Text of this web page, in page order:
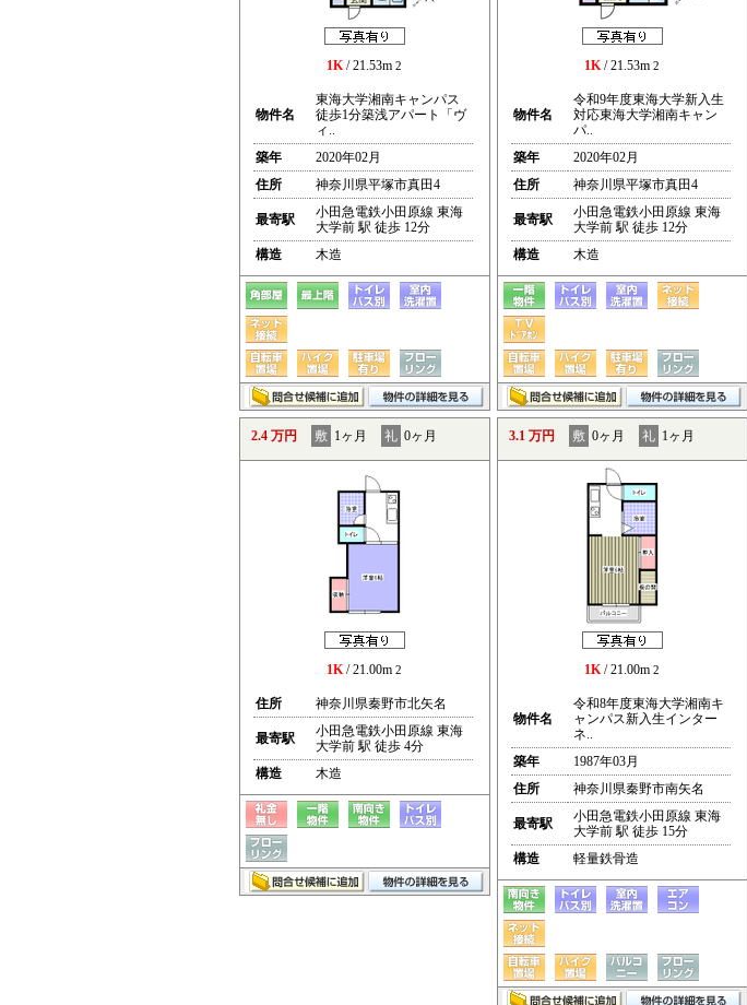
1K/ 21.53m 2
物件名
東海大学湘南キャンパス
徒歩1分築浅アパート「ヴ
ィ..
築年
2020年02月
住所
神奈川県平塚市真田4
最寄駅
小田急電鉄小田原線 東海
大学前 駅 徒歩 12分
構造
木造
1K/ 21.53m 2
物件名
令和9年度東海大学新入生
対応東海大学湘南キャン
パ..
築年
2020年02月
住所
神奈川県平塚市真田4
最寄駅
小田急電鉄小田原線 東海
大学前 駅 徒歩 12分
構造
木造
2.4 万円 敷 1ヶ月 礼 0ヶ月
1K/ 21.00m 2
住所 神奈川県秦野市北矢名
最寄駅
小田急電鉄小田原線 東海
大学前 駅 徒歩 4分
構造
木造
3.1 万円 敷 0ヶ月 礼 1ヶ月
1K/ 21.00m 2
物件名
令和8年度東海大学湘南キ
ャンパス新入生インター
ネ..
築年
1987年03月
住所
神奈川県秦野市南矢名
最寄駅
小田急電鉄小田原線 東海
大学前 駅 徒歩 15分
構造
軽量鉄骨造